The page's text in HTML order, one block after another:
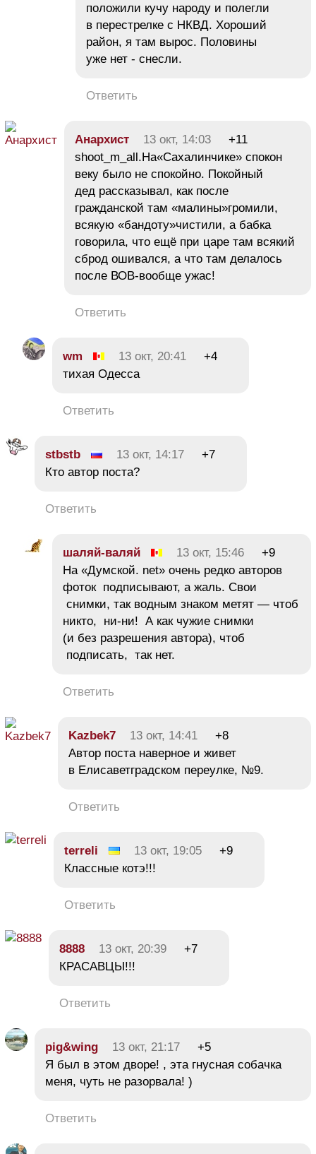
положили кучу народу и полегли
в перестрелке с НКВД. Хороший
район, я там вырос. Половины
уже нет - снесли.
Ответить
Анархист 13 окт, 14:03
+11
shoot_m_all.На«Сахалинчике» спокон
веку было не спокойно. Покойный
дед рассказывал, как после
гражданской там «малины»громили,
всякую «бандоту»чистили, а бабка
говорила, что ещё при царе там всякий
сброд ошивался, а что там делалось
после ВОВ-вообще ужас!
Ответить
wm 13 окт, 20:41
+4
тихая Одесса
Ответить
stbstb 13 окт, 14:17
+7
Кто автор поста?
Ответить
шаляй-валяй 13 окт, 15:46
+9
На «Думской. net» очень редко авторов
фоток подписывают, а жаль. Свои
снимки, так водным знаком метят — чтоб
никто, ни-ни! А как чужие снимки
(и без разрешения автора), чтоб
подписать, так нет.
Ответить
Kazbek7 13 окт, 14:41
+8
Автор поста наверное и живет
в Елисаветградском переулке, №9.
Ответить
terreli 13 окт, 19:05
+9
Классные котэ!!!
Ответить
8888 13 окт, 20:39
+7
КРАСАВЦЫ!!!
Ответить
pig&wing 13 окт, 21:17
+5
Я был в этом дворе! , эта гнусная собачка
меня, чуть не разорвала! )
Ответить